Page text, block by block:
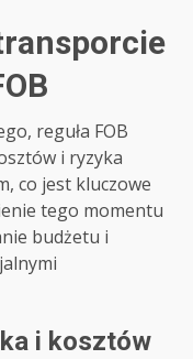
reguła FOB
i ryzyka
co jest kluczowe
tego momentu
budżetu i
i kosztów